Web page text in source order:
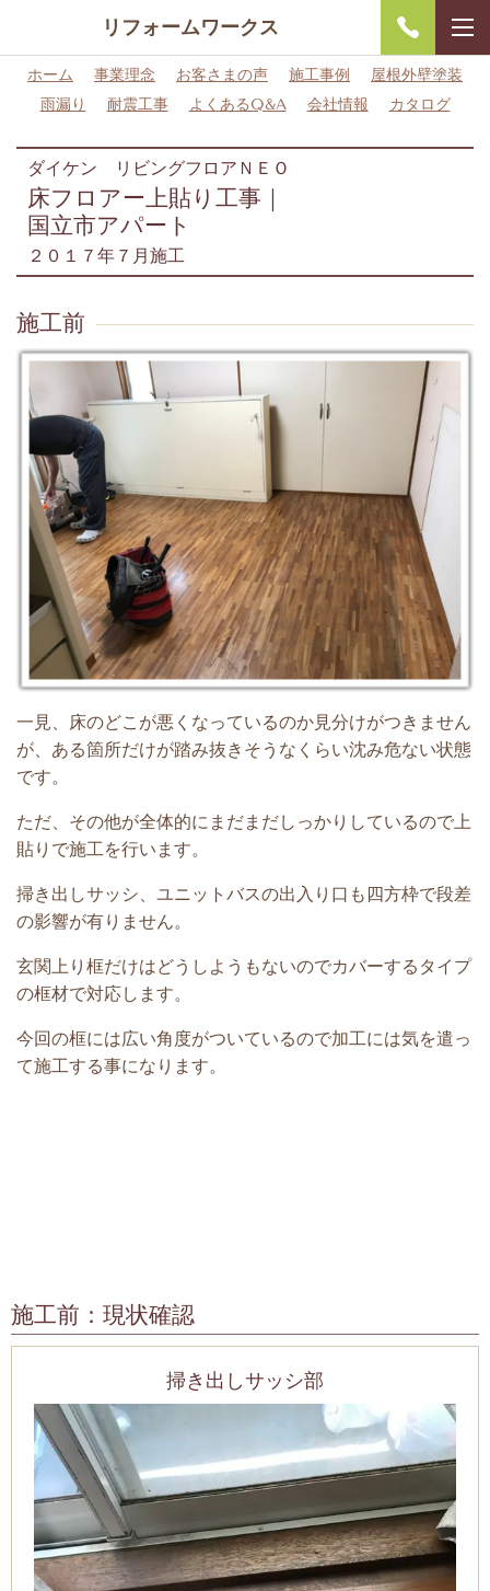
リフォームワークス
ホーム 事業理念 お客さまの声 施工事例
屋根外壁塗装
雨漏り
耐震工事 よくあるQ&A 会社情報 カタログ
ダイケン リビングフロアＮＥＯ
床フロアー上貼り工事｜
国立市アパート
２０１７年７月施工
施工前
一見、床のどこが悪くなっているのか見分けがつきません
が、ある箇所だけが踏み抜きそうなくらい沈み危ない状態
です。
ただ、その他が全体的にまだまだしっかりしているので上
貼りで施工を行います。
掃き出しサッシ、ユニットバスの出入り口も四方枠で段差
の影響が有りません。
玄関上り框だけはどうしようもないのでカバーするタイプ
の框材で対応します。
今回の框には広い角度がついているので加工には気を遣っ
て施工する事になります。
施工前：現状確認
掃き出しサッシ部